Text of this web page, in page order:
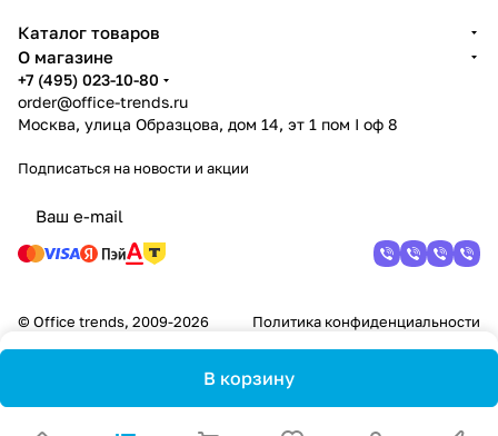
В корзину
Каталог товаров
О магазине
+7 (495) 023-10-80
order@office-trends.ru
Москва, улица Образцова, дом 14, эт 1 пом I оф 8
Подписаться на новости и акции
© Office trends, 2009-2026 Политика конфиденциальности